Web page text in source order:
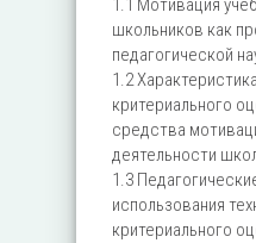
1.1 Мотивация
школьников как
педагогической
1.2
критериального
средства
деятельности
1.3
использования
критериального